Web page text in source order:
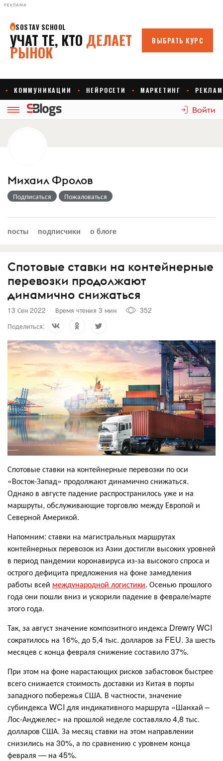
РЕКЛАМА
Войти
Михаил Фролов
Подписаться Пожаловаться
посты подписчики о блоге
Спотовые ставки на контейнерные
перевозки продолжают
динамично снижаться
13 Сен 2022 Время чтения 3 мин
352
Поделиться:
Спотовые ставки на контейнерные перевозки по оси
«Восток-Запад» продолжают динамично снижаться.
Однако в августе падение распространилось уже и на
маршруты, обслуживающие торговлю между Европой и
Северной Америкой.
Напомним: ставки на магистральных маршрутах
контейнерных перевозок из Азии достигли высоких уровней
в период пандемии коронавируса из-за высокого спроса и
острого дефицита предложения на фоне замедления
работы всей международной логистики. Осенью прошлого
года они пошли вниз и ускорили падение в феврале/марте
этого года.
Так, за август значение композитного индекса Drewry WCI
сократилось на 16%, до 5,4 тыс. долларов за FEU. За шесть
месяцев с конца февраля снижение составило 37%.
При этом на фоне нарастающих рисков забастовок быстрее
всего снижается стоимость доставки из Китая в порты
западного побережья США. В частности, значение
субиндекса WCI для индикативного маршрута «Шанхай –
Лос-Анджелес» на прошлой неделе составляло 4,8 тыс.
долларов США. За месяц ставки на этом направлении
снизились на 30%, а по сравнению с уровнем конца
февраля — на 45%.